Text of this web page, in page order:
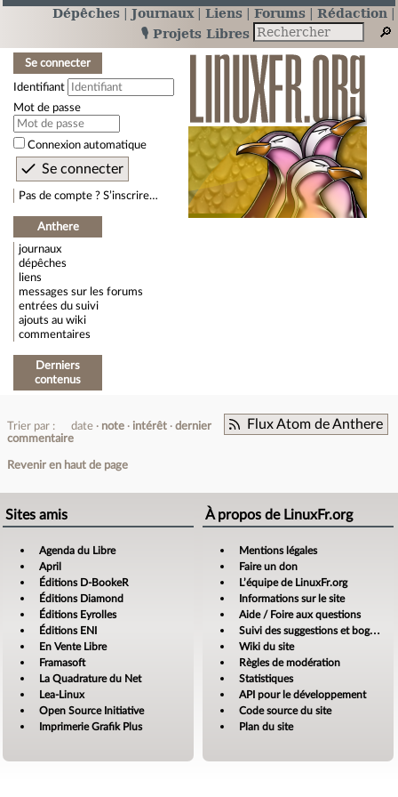
Dépêches Journaux Liens Forums
Rédaction
🎙️ Projets Libres
Se connecter
Identifiant
Mot de passe
Connexion automatique
Pas de compte ? S’inscrire…
Anthere
journaux
dépêches
liens
messages sur les forums
entrées du suivi
ajouts au wiki
commentaires
Derniers
contenus
Flux Atom de Anthere
Trier par : date note intérêt
dernier
commentaire
Revenir en haut de page
Sites amis
Agenda du Libre
April
Éditions D-BookeR
Éditions Diamond
Éditions Eyrolles
Éditions ENI
En Vente Libre
Framasoft
La Quadrature du Net
Lea-Linux
Open Source Initiative
Imprimerie Grafik Plus
À propos de LinuxFr.org
Mentions légales
Faire un don
L’équipe de LinuxFr.org
Informations sur le site
Aide / Foire aux questions
Suivi des suggestions et bogues
Wiki du site
Règles de modération
Statistiques
API pour le développement
Code source du site
Plan du site